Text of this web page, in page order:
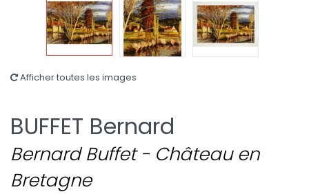
Afficher toutes les images
BUFFET Bernard
Bernard Buffet - Château en
Bretagne